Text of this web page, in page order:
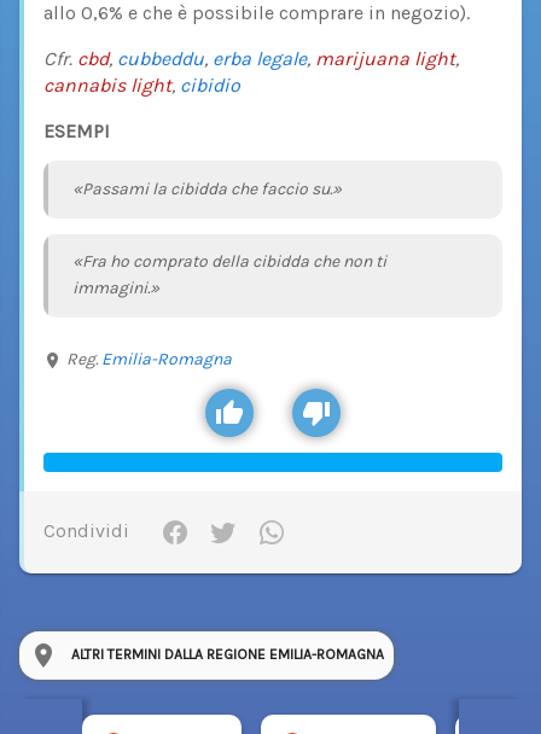
allo 0,6% e che è possibile comprare in negozio).
Cfr. cbd, cubbeddu, erba legale, marijuana light,
cannabis light, cibidio
ESEMPI
«Passami la cibidda che faccio su.»
«Fra ho comprato della cibidda che non ti
immagini.»
Reg. Emilia-Romagna
Condividi
ALTRI TERMINI DALLA REGIONE EMILIA-ROMAGNA